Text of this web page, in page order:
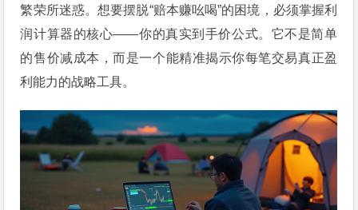
繁荣所迷惑。想要摆脱“赔本赚吆喝”的困境，必须掌握利
润计算器的核心——你的真实到手价公式。它不是简单
的售价减成本，而是一个能精准揭示你每笔交易真正盈
利能力的战略工具。